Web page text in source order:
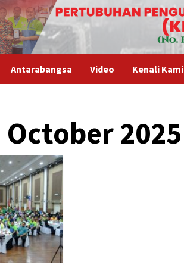
Antarabangsa Video Kenali Kami
October 2025